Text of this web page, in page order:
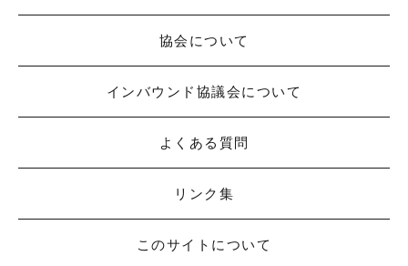
協会について
インバウンド協議会について
よくある質問
リンク集
このサイトについて